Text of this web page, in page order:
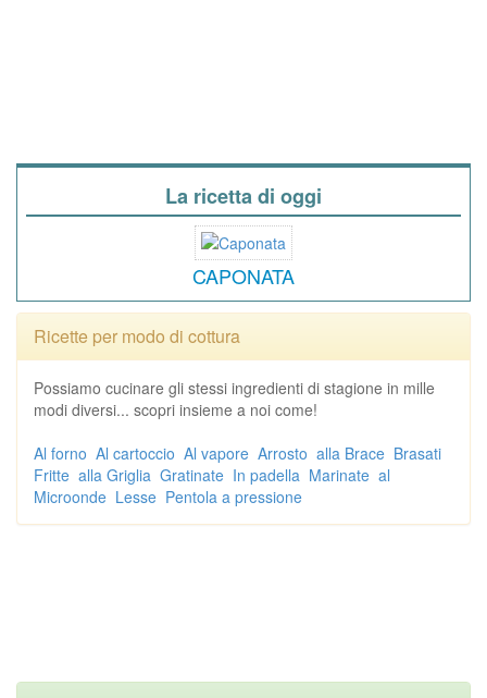
La ricetta di oggi
CAPONATA
Ricette per modo di cottura
Possiamo cucinare gli stessi ingredienti di stagione in mille
modi diversi... scopri insieme a noi come!
Al forno Al cartoccio Al vapore Arrosto alla Brace Brasati
Fritte alla Griglia Gratinate In padella Marinate al
Microonde Lesse Pentola a pressione